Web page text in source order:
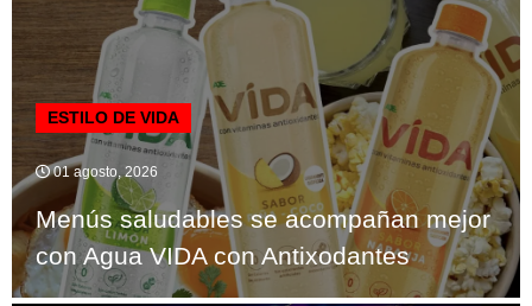
ESTILO DE VIDA
01 agosto, 2026
Menús saludables se acompañan mejor
con Agua VIDA con Antixodantes